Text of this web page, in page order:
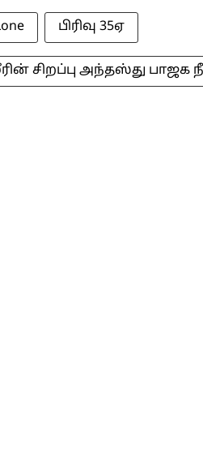
பிரிவு 35ஏ
சிறப்பு அந்தஸ்து பாஜக